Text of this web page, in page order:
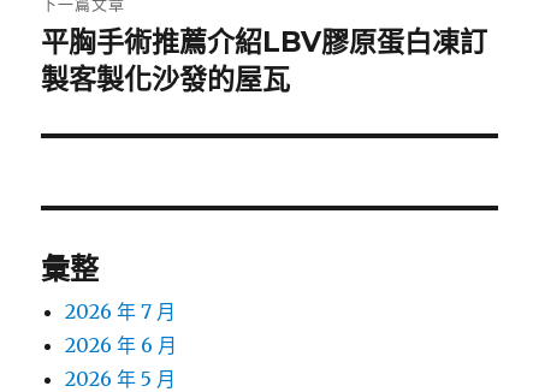
下
一
文
平胸手術推薦介紹LBV膠原蛋白凍訂
製客製化沙發的屋瓦
彙整
2026 年 7 月
2026 年 6 月
2026 年 5 月